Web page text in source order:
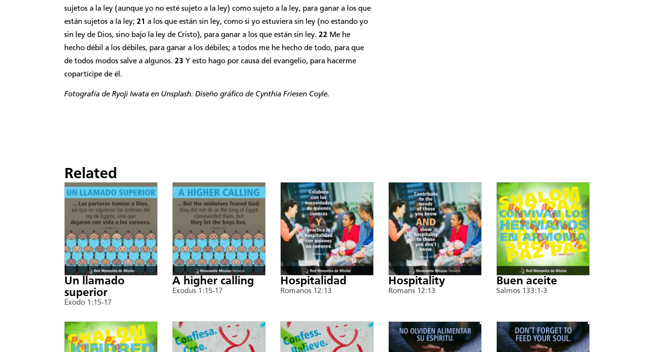
sujetos a la ley (aunque yo no esté sujeto a la ley) como sujeto a la ley, para ganar a los que
están sujetos a la ley; 21 a los que están sin ley, como si yo estuviera sin ley (no estando yo
sin ley de Dios, sino bajo la ley de Cristo), para ganar a los que están sin ley. 22 Me he
hecho débil a los débiles, para ganar a los débiles; a todos me he hecho de todo, para que
de todos modos salve a algunos. 23 Y esto hago por causa del evangelio, para hacerme
copartícipe de él.
Fotografía de Ryoji Iwata en Unsplash. Diseño gráfico de Cynthia Friesen Coyle.
Related
Un llamado
superior
Éxodo 1:15-17
A higher calling
Exodus 1:15-17
Hospitalidad
Romanos 12:13
Hospitality
Romans 12:13
Buen aceite
Salmos 133:1-3